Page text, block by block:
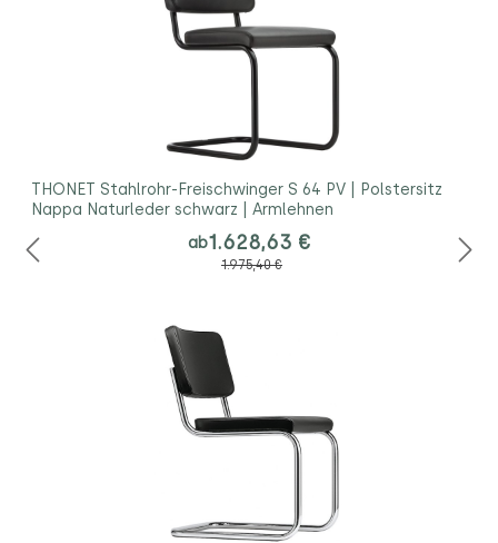
THONET Stahlrohr-Freischwinger S 64 PV | Polstersitz
Nappa Naturleder schwarz | Armlehnen
ab1.628,63 €
1.975,40 €